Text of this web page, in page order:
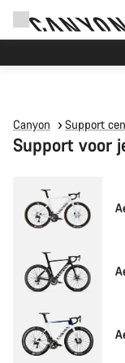
Canyon Support
Support voor